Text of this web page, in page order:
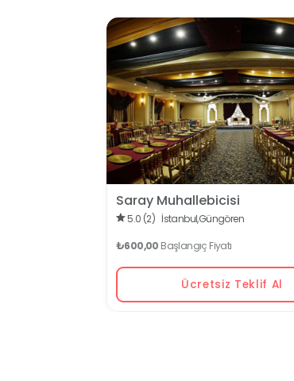
Saray Muhallebicisi
5.0 (2) İstanbul,Güngören
₺600,00 Başlangıç Fiyatı
Ücretsiz Teklif Al